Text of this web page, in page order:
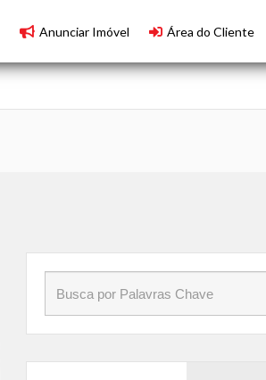
Anunciar Imóvel Área do Cliente